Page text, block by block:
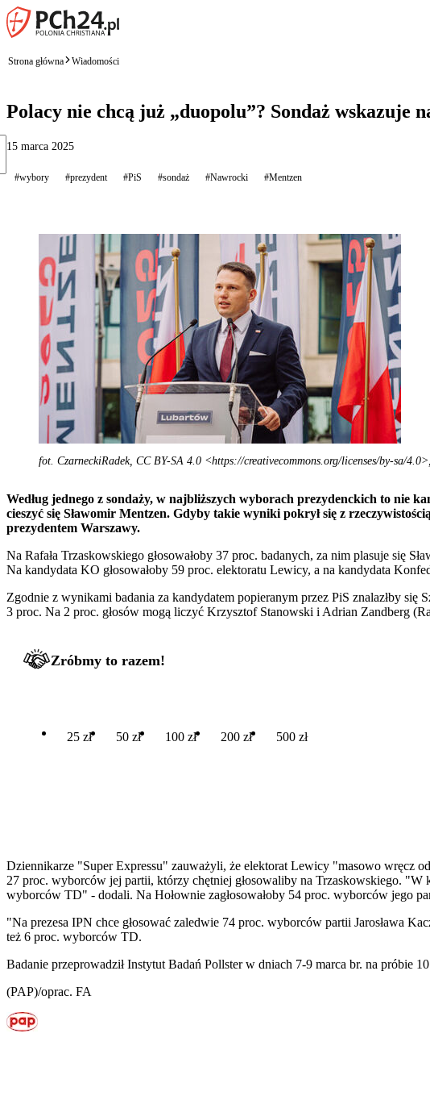
Strona główna Wiadomości
Polacy nie chcą już „duopolu”? Sondaż wskazuje
15 marca 2025
#wybory #prezydent #PiS #sondaż #Nawrocki #Mentzen
fot. CzarneckiRadek, CC BY-SA 4.0 <https://creativecommons.org/licenses/by-sa/
Według jednego z sondaży, w najbliższych wyborach prezydenckich to nie
cieszyć się Sławomir Mentzen. Gdyby takie wyniki pokrył się z
prezydentem Warszawy.
Na Rafała Trzaskowskiego głosowałoby 37 proc. badanych, za nim plasuje się
Na kandydata KO głosowałoby 59 proc. elektoratu Lewicy, a na kandydata
Zgodnie z wynikami badania za kandydatem popieranym przez PiS znalazłby
3 proc. Na 2 proc. głosów mogą liczyć Krzysztof Stanowski i Adrian Zandberg
Zróbmy to razem!
25 zł 50 zł 100 zł 200 zł 500 zł
Dziennikarze "Super Expressu" zauważyli, że elektorat Lewicy "masowo wręcz
27 proc. wyborców jej partii, którzy chętniej głosowaliby na Trzaskowskiego.
wyborców TD" - dodali. Na Hołownie zagłosowałoby 54 proc. wyborców jego
"Na prezesa IPN chce głosować zaledwie 74 proc. wyborców partii Jarosława
też 6 proc. wyborców TD.
Badanie przeprowadził Instytut Badań Pollster w dniach 7-9 marca br. na próbie
(PAP)/oprac. FA